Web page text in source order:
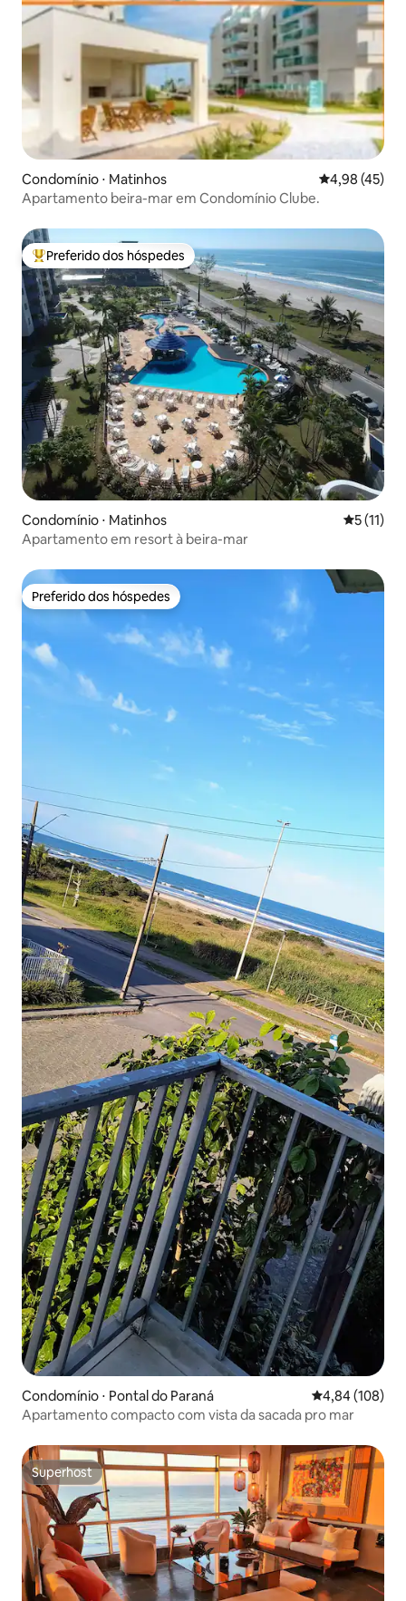
Condomínio ⋅ Matinhos 4,98 de uma
4,98 (45)
Apartamento beira-mar em Condomínio Clube.
Entre os melhores preferidos dos hóspedes
Preferido dos hóspedes
Condomínio ⋅ Matinhos 5 de uma
5 (11)
Apartamento em resort à beira-mar
Preferido dos hóspedes
Preferido dos hóspedes
Condomínio ⋅ Pontal do Paraná 4,84 de uma
4,84 (108)
Apartamento compacto com vista da sacada pro mar
Superhost
Superhost